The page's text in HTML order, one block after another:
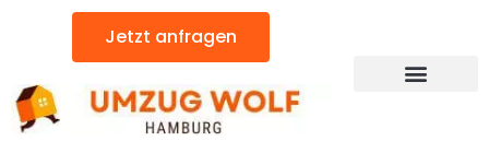
Jetzt anfragen